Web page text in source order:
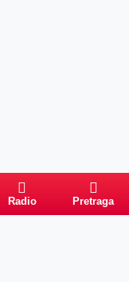
Radio Pretraga